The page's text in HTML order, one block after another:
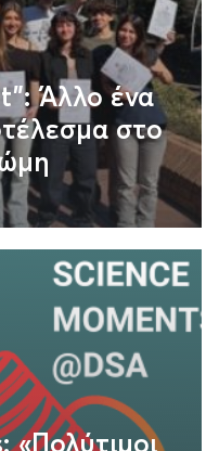
Άλλο ένα
στο